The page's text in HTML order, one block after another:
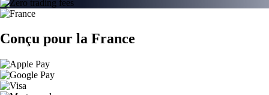
Conçu pour la France